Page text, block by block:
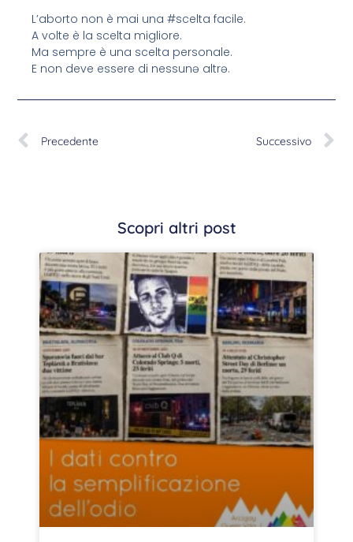
L’aborto non è mai una #scelta facile.
A volte è la scelta migliore.
Ma sempre è una scelta personale.
E non deve essere di nessunə altrə.
Precedente Successivo
Scopri altri post